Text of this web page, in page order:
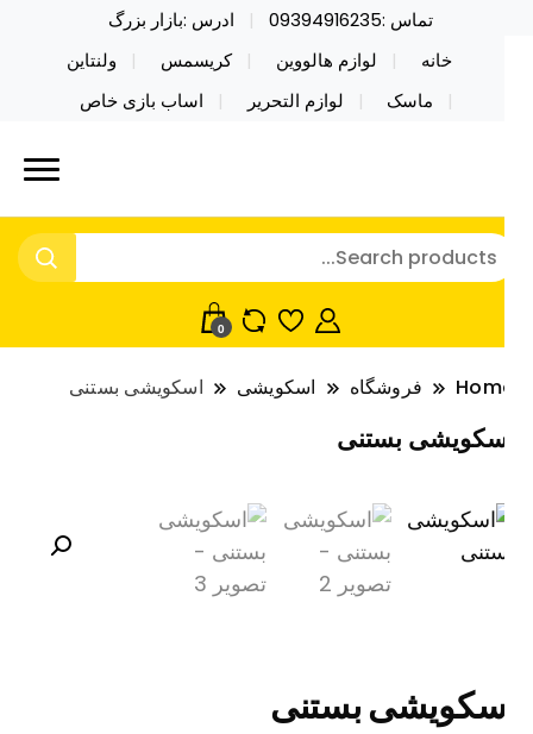
تماس :09394916235
ادرس :بازار بزرگ
خانه
لوازم هالووین کریسمس
ولنتاین
ماسک
لوازم التحریر اساب بازی خاص
تاین کادویی کریسمس اکسسوری
محصولات خاص فیجت اسباب بازی تراول ماگ نایکر
فروش عمده لوازم هالووین ولن تاین کادویی
اکسسوری ماسک در واردات مستقیم
0
فروشگاه اسکویشی اسکویشی بستنی
بستنی
بستنی